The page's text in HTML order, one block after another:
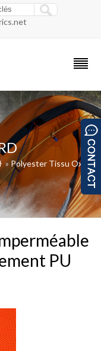
» Polyester Tissu Oxford
PU